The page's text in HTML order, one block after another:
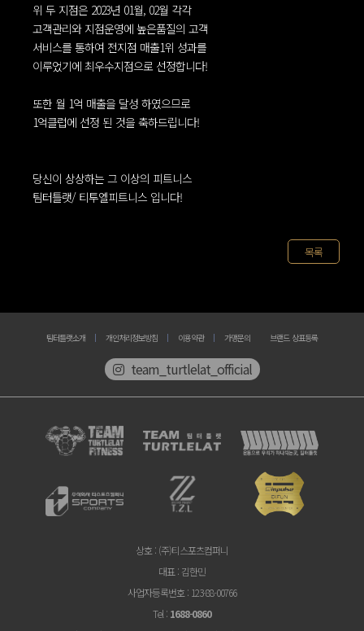
위 두 지점은 2023년 01월, 02월 각각
고객관리와 지점운영에 높은품질의 고객
서비스를 통하여 전지점 매출1위 성과를
이루었기에 최우수지점으로 선정합니다!
또한 월 1억 매출을 달성 하였으므로
1억클럽에 선정 된 것을 축하드립니다!
당신이 상상하는 그 이상의 피트니스
팀터틀랫/ 티투엘피트니스 입니다!
목록
팀터틀랫소개 개인처리정보방침 이용약관 가맹문의 브랜드 상표등록
team_turtlelat_official
상호 : (주)티스포츠컴퍼니
대표 : 김한민
사업자등록번호 : 123-88-00766
Tel : 1688-0860